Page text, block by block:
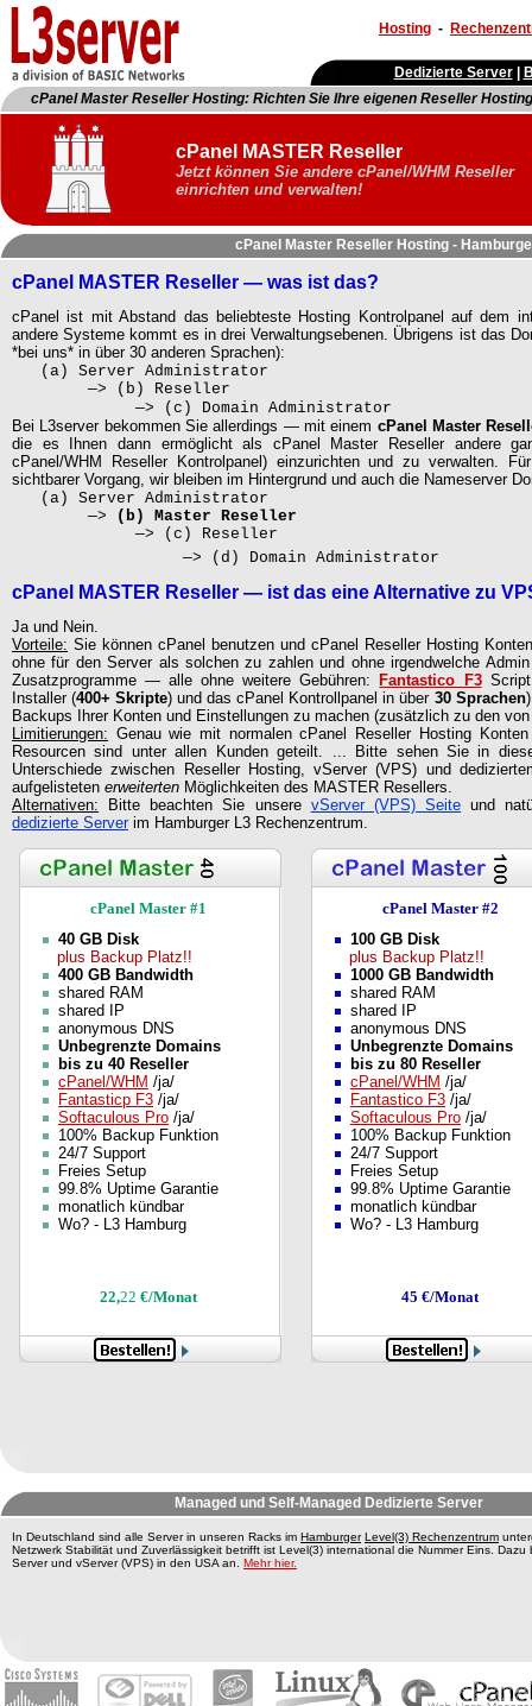
Hosting -
Dedizierte Server|
cPanel Master Reseller Hosting: Richten Sie Ihre eigenen Reseller
cPanel MASTER Reseller
Jetzt können Sie andere cPanel/WHM Reseller
einrichten und verwalten!
cPanel Master Reseller Hosting -
cPanel MASTER Reseller — was ist das?
cPanel ist mit Abstand das beliebteste Hosting Kontrolpanel auf dem
andere Systeme kommt es in drei Verwaltungsebenen. Übrigens ist das
*bei uns* in über 30 anderen Sprachen):
(a) Server Administrator
—> (b) Reseller
—> (c) Domain Administrator
Bei L3server bekommen Sie allerdings — mit einem cPanel Master
die es Ihnen dann ermöglicht als cPanel Master Reseller andere
cPanel/WHM Reseller Kontrolpanel) einzurichten und zu verwalten.
sichtbarer Vorgang, wir bleiben im Hintergrund und auch die Nameserver
(a) Server Administrator
—>
(b) Master Reseller
—> (c) Reseller
—> (d) Domain Administrator
cPanel MASTER Reseller — ist das eine Alternative zu
Ja und Nein.
Vorteile: Sie können cPanel benutzen und cPanel Reseller Hosting
ohne für den Server als solchen zu zahlen und ohne irgendwelche
Zusatzprogramme — alle ohne weitere Gebühren:
Fantastico F3Script
Installer (400+ Skripte) und das cPanel Kontrollpanel in über 30 Sprachen
Backups Ihrer Konten und Einstellungen zu machen (zusätzlich zu den
Limitierungen: Genau wie mit normalen cPanel Reseller Hosting
Resourcen sind unter allen Kunden geteilt. ... Bitte sehen Sie in
Unterschiede zwischen Reseller Hosting, vServer (VPS) und
aufgelisteten erweiterten Möglichkeiten des MASTER Resellers.
Alternativen: Bitte beachten Sie unsere vServer (VPS) Seite und
dedizierte Serverim Hamburger L3 Rechenzentrum.
cPanel Master #1
40 GB Disk
plus Backup Platz!!
400 GB Bandwidth
shared RAM
shared IP
anonymous DNS
Unbegrenzte Domains
bis zu 40 Reseller
cPanel/WHM /ja/
Fantasticp F3 /ja/
Softaculous Pro /ja/
100% Backup Funktion
24/7 Support
Freies Setup
99.8% Uptime Garantie
monatlich kündbar
Wo? - L3 Hamburg
22,22 €/Monat
cPanel Master #2
100 GB Disk
plus Backup Platz!!
1000 GB Bandwidth
shared RAM
shared IP
anonymous DNS
Unbegrenzte Domains
bis zu 80 Reseller
cPanel/WHM /ja/
Fantastico F3 /ja/
Softaculous Pro /ja/
100% Backup Funktion
24/7 Support
Freies Setup
99.8% Uptime Garantie
monatlich kündbar
Wo? - L3 Hamburg
45 €/Monat
Managed und Self-Managed Dedizierte Server
In Deutschland sind alle Server in unseren Racks im Hamburger Level(3) Rechenzentrum
Netzwerk Stabilität und Zuverlässigkeit betrifft ist Level(3) international die Nummer Eins. Dazu
Server und vServer (VPS) in den USA an. Mehr hier.